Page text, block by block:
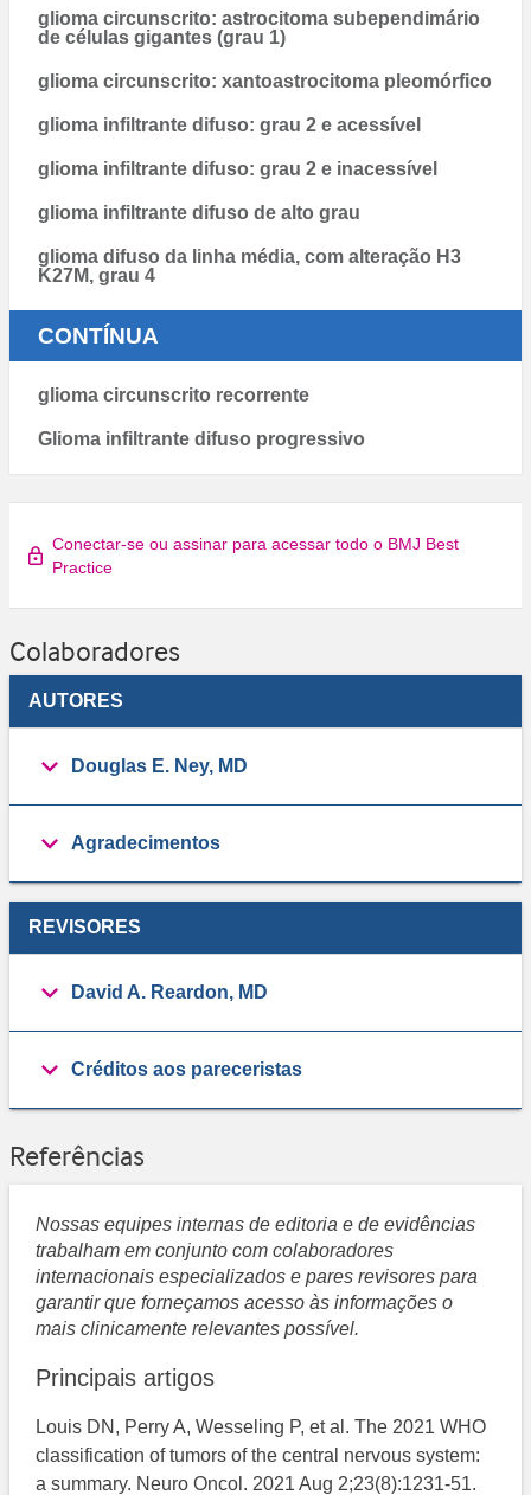
glioma circunscrito: astrocitoma subependimário
de células gigantes (grau 1)
glioma circunscrito: xantoastrocitoma pleomórfico
glioma infiltrante difuso: grau 2 e acessível
glioma infiltrante difuso: grau 2 e inacessível
glioma infiltrante difuso de alto grau
glioma difuso da linha média, com alteração H3
K27M, grau 4
CONTÍNUA
glioma circunscrito recorrente
Glioma infiltrante difuso progressivo
Conectar-se ou assinar para acessar todo o BMJ Best
Practice
Colaboradores
AUTORES
Douglas E. Ney, MD
Agradecimentos
REVISORES
David A. Reardon, MD
Créditos aos pareceristas
Referências
Nossas equipes internas de editoria e de evidências
trabalham em conjunto com colaboradores
internacionais especializados e pares revisores para
garantir que forneçamos acesso às informações o
mais clinicamente relevantes possível.
Principais artigos
Louis DN, Perry A, Wesseling P, et al. The 2021 WHO
classification of tumors of the central nervous system:
a summary. Neuro Oncol. 2021 Aug 2;23(8):1231-51.